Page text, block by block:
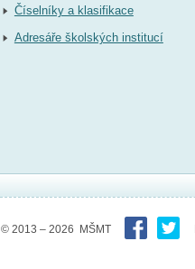
Číselníky a klasifikace
Adresáře školských institucí
© 2013 – 2026 MŠMT